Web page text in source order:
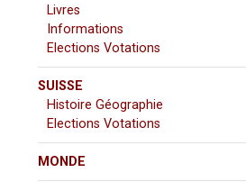
Livres
Informations
Elections Votations
SUISSE
Histoire Géographie
Elections Votations
MONDE